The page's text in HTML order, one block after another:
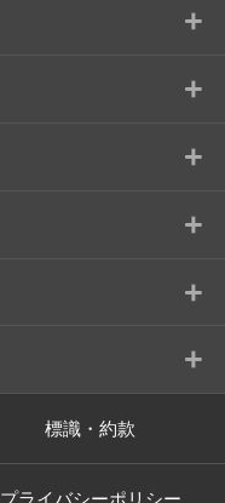
+
+
+
+
+
+
標識・約款
プライバシーポリシー